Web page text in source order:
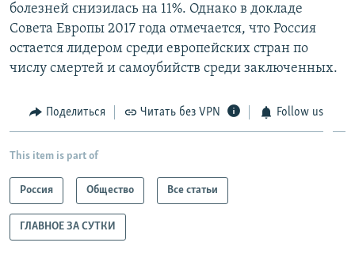
болезней снизилась на 11%. Однако в докладе
Совета Европы 2017 года отмечается, что Россия
остается лидером среди европейских стран по
числу смертей и самоубийств среди заключенных.
Поделиться Читать без VPN Follow us
This item is part of
Россия Общество Все статьи
ГЛАВНОЕ ЗА СУТКИ